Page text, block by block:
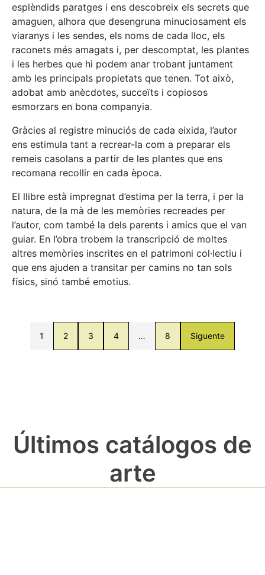
esplèndids paratges i ens descobreix els secrets que
amaguen, alhora que desengruna minuciosament els
viaranys i les sendes, els noms de cada lloc, els
raconets més amagats i, per descomptat, les plantes
i les herbes que hi podem anar trobant juntament
amb les principals propietats que tenen. Tot això,
adobat amb anècdotes, succeïts i copiosos
esmorzars en bona companyia.
Gràcies al registre minuciós de cada eixida, l’autor
ens estimula tant a recrear-la com a preparar els
remeis casolans a partir de les plantes que ens
recomana recollir en cada època.
El llibre està impregnat d’estima per la terra, i per la
natura, de la mà de les memòries recreades per
l’autor, com també la dels parents i amics que el van
guiar. En l’obra trobem la transcripció de moltes
altres memòries inscrites en el patrimoni col·lectiu i
que ens ajuden a transitar per camins no tan sols
físics, sinó també emotius.
1 2 3 4 … 8 Siguente
Últimos catálogos de
arte